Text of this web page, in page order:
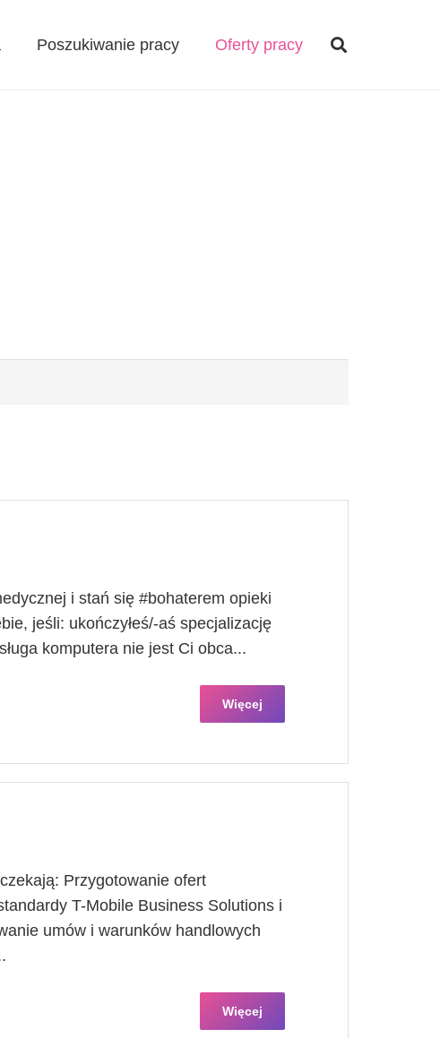
Poszukiwanie pracy Oferty pracy
i stań się #bohaterem opieki
jeśli​: ukończyłeś/-aś specjalizację
komputera nie jest Ci obca...
Więcej
Przygotowanie ofert
T-Mobile Business Solutions i
umów i warunków handlowych
Więcej